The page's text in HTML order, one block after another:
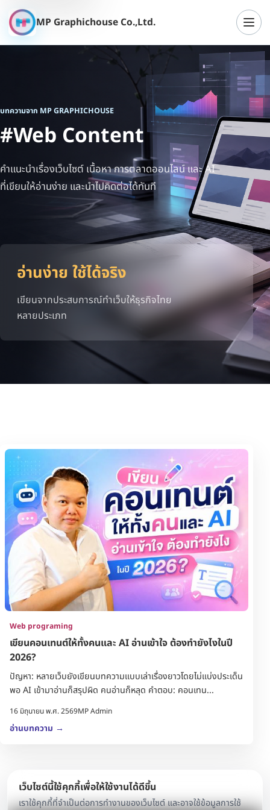
MP Graphichouse Co.,Ltd.
เปิด
บทความจาก MP GRAPHICHOUSE
#Web Content
คำแนะนำเรื่องเว็บไซต์ เนื้อหา การตลาดออนไลน์ และ AI
ที่เขียนให้อ่านง่าย และนำไปคิดต่อได้ทันที
อ่านง่าย ใช้ได้จริง
เขียนจากประสบการณ์ทำเว็บให้ธุรกิจไทย
หลายประเภท
Web programing
เขียนคอนเทนต์ให้ทั้งคนและ AI อ่านเข้าใจ ต้องทำยังไงในปี
2026?
ปัญหา: หลายเว็บยังเขียนบทความแบบเล่าเรื่องยาวโดยไม่แบ่งประเด็น
พอ AI เข้ามาอ่านก็สรุปผิด คนอ่านก็หลุด คำตอบ: คอนเทน...
16 มิถุนายน พ.ศ. 2569MP Admin
อ่านบทความ →
เว็บไซต์นี้ใช้คุกกี้เพื่อให้ใช้งานได้ดีขึ้น
เราใช้คุกกี้ที่จำเป็นต่อการทำงานของเว็บไซต์ และอาจใช้ข้อมูลการใช้